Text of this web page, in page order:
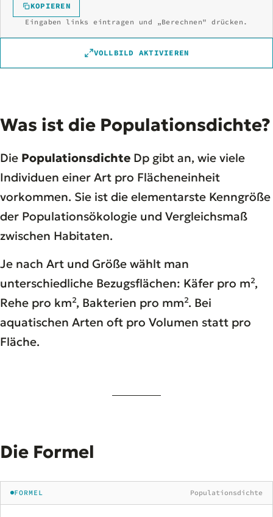
KOPIEREN
Eingaben links eintragen und „Berechnen" drücken.
VOLLBILD AKTIVIEREN
Was ist die Populationsdichte?
Die Populationsdichte Dp gibt an, wie viele
Individuen einer Art pro Flächeneinheit
vorkommen. Sie ist die elementarste Kenngröße
der Populationsökologie und Vergleichsmaß
zwischen Habitaten.
Je nach Art und Größe wählt man
unterschiedliche Bezugsflächen: Käfer pro m²,
Rehe pro km², Bakterien pro mm². Bei
aquatischen Arten oft pro Volumen statt pro
Fläche.
Die Formel
FORMEL Populationsdichte